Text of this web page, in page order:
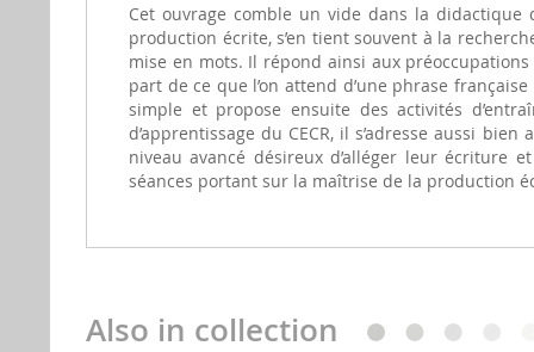
images
gallery
Cet ouvrage comble un vide dans la didactique
production écrite, s’en tient souvent à la
mise en mots. Il répond ainsi aux
part de ce que l’on attend d’une phrase
simple et propose ensuite des activités
d’apprentissage du CECR, il s’adresse aussi
niveau avancé désireux d’alléger leur écriture
séances portant sur la maîtrise de la production
Also in collection